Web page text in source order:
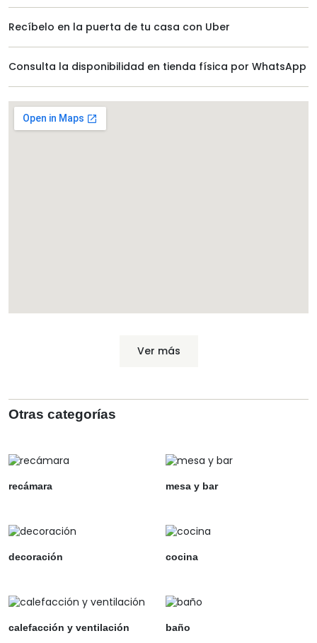
Recíbelo en la puerta de tu casa con Uber
Consulta la disponibilidad en tienda física por WhatsApp
Ver más
Otras categorías
recámara mesa y bar
decoración cocina
calefacción y ventilación baño